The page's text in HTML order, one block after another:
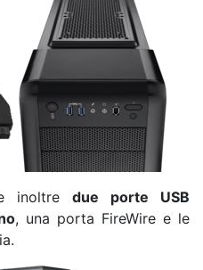
inoltre due porte USB
, una porta FireWire e le